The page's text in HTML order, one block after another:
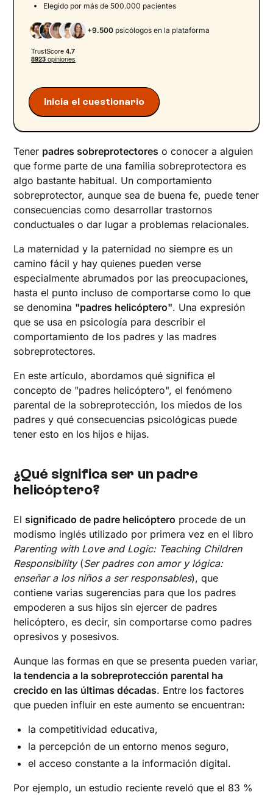
Cómo influye crecer con padres helicóptero
Cómo son los hijos e hijas con padres
sobreprotectores
Cómo evitar el estilo de crianza sobreprotector
Inicia el cuestionario
Elegido por más de 500.000 pacientes
+9.500 psicólogos en la plataforma
Tener padres sobreprotectores o conocer a alguien
que forme parte de una familia sobreprotectora es
algo bastante habitual. Un comportamiento
sobreprotector, aunque sea de buena fe, puede tener
consecuencias como desarrollar trastornos
conductuales o dar lugar a problemas relacionales.
La maternidad y la paternidad no siempre es un
camino fácil y hay quienes pueden verse
especialmente abrumados por las preocupaciones,
hasta el punto incluso de comportarse como lo que
se denomina "padres helicóptero". Una expresión
que se usa en psicología para describir el
comportamiento de los padres y las madres
sobreprotectores.
En este artículo, abordamos qué significa el
concepto de "padres helicóptero", el fenómeno
parental de la sobreprotección, los miedos de los
padres y qué consecuencias psicológicas puede
tener esto en los hijos e hijas.
¿Qué significa ser un padre
helicóptero?
El significado de padre helicóptero procede de un
modismo inglés utilizado por primera vez en el libro
Parenting with Love and Logic: Teaching Children
Responsibility(Ser padres con amor y lógica:
enseñar a los niños a ser responsables), que
contiene varias sugerencias para que los padres
empoderen a sus hijos sin ejercer de padres
helicóptero, es decir, sin comportarse como padres
opresivos y posesivos.
Aunque las formas en que se presenta pueden variar,
la tendencia a la sobreprotección parental ha
crecido en las últimas décadas. Entre los factores
que pueden influir en este aumento se encuentran:
la competitividad educativa,
la percepción de un entorno menos seguro,
el acceso constante a la información digital.
Por ejemplo, un estudio reciente reveló que el 83 %